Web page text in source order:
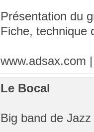
Présentation du
Fiche, technique
www.adsax.com
Le Bocal
Big band de